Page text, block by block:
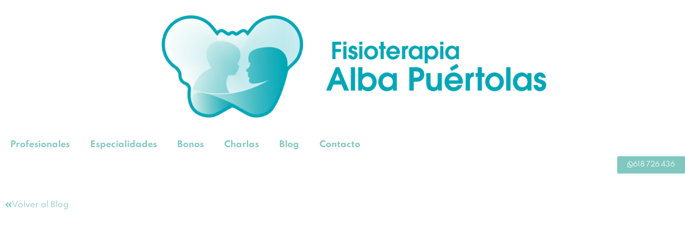
Profesionales Especialidades Bonos Charlas Blog Contacto
618 726 436
Volver al Blog